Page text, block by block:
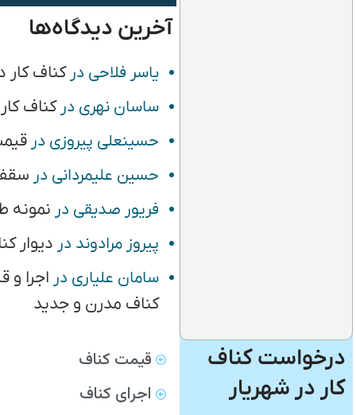
درخواست کناف
کار در شهریار
آخرین دیدگاه‌ها
یاسر فلاحی درکناف کار
ساسان نهری درکناف کار
حسینعلی پیروزی در
حسین علیمردانی در
فریور صدیقی در نمونه
پیروز مرادوند در دیوار
سامان علیاری در اجرا
کناف مدرن و جدید
قیمت کناف
اجرای کناف